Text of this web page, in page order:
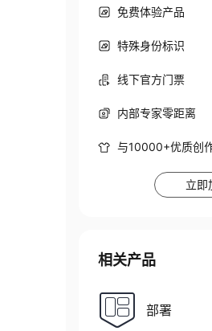
免费体验产品
特殊身份标识
线下官方门票
内部专家零距离
与10000+优质创
立即
相关产品
部署